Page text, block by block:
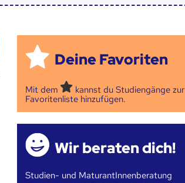
Deine Favoriten
Mit dem
kannst du Studiengänge zur
Favoritenliste hinzufügen.
Wir beraten dich!
Studien- und MaturantInnenberatung